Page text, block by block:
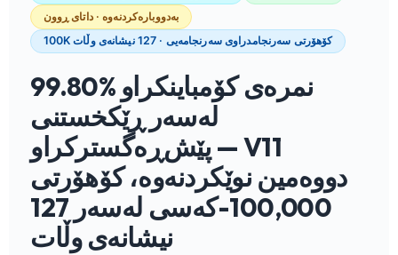
بەدووبارەکردنەوە · داتای ڕوون
100K کۆهۆرتی سەرنجامدراوی سەرنجامەیی · 127 نیشانەی وڵات
99.80% نمرەی کۆمباینکراو
لەسەر ڕێکخستنی
پێش‌ڕەگسترکراو — V11
دووەمین نوێکردنەوە، کۆهۆرتی
100,000-کەسی لەسەر 127
نیشانەی وڵات